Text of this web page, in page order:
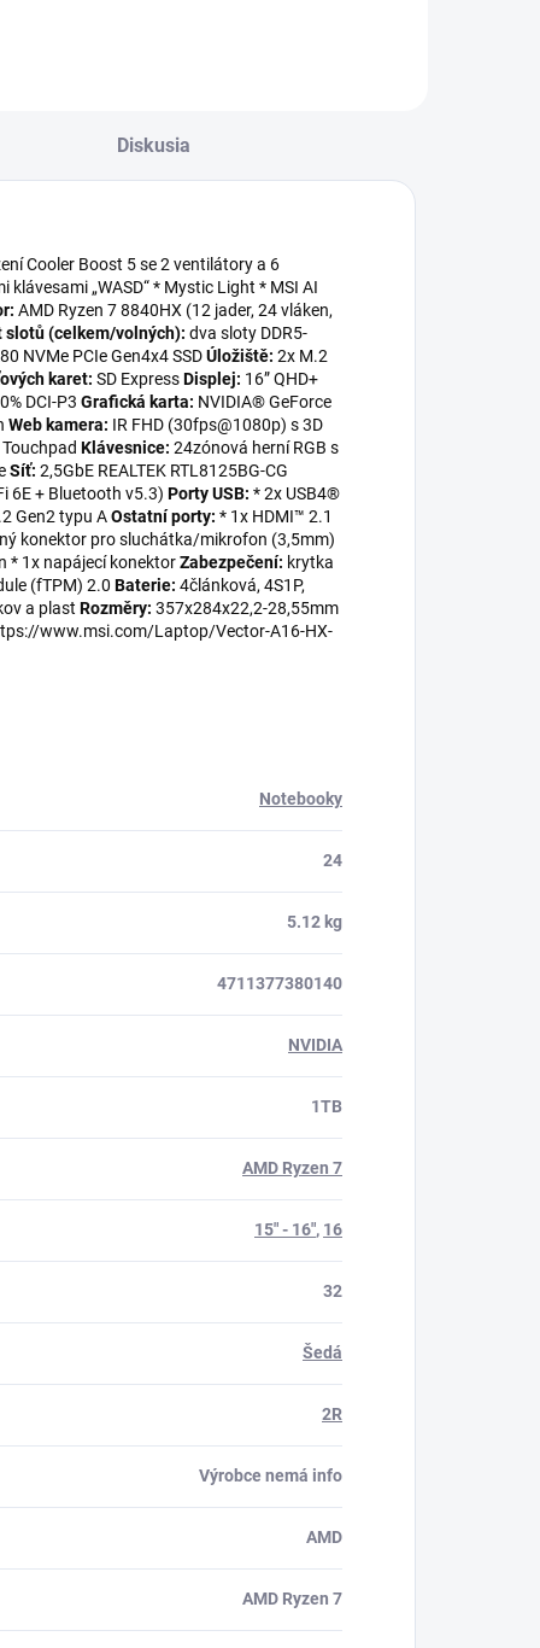
Diskusia
Cooler Boost 5 se 2 ventilátory a 6
„WASD“ * Mystic Light * MSI AI
AMD Ryzen 7 8840HX (12 jader, 24 vláken,
slotů (celkem/volných): dva sloty DDR5-
NVMe PCIe Gen4x4 SSDÚložiště: 2x M.2
karet: SD ExpressDisplej: 16” QHD+
DCI-P3 Grafická karta: NVIDIA® GeForce
Web kamera: IR FHD (30fps@1080p) s 3D
Klávesnice: 24zónová herní RGB s
Síť: 2,5GbE REALTEK RTL8125BG-CG
6E + Bluetooth v5.3) Porty USB: * 2x USB4®
Gen2 typu AOstatní porty: * 1x HDMI™ 2.1
konektor pro sluchátka/mikrofon (3,5mm)
* 1x napájecí konektorZabezpečení: krytka
(fTPM) 2.0 Baterie: 4článková, 4S1P,
a plast Rozměry: 357x284x22,2-28,55mm
www.msi.com/Laptop/Vector-A16-HX-
Notebooky
24
5.12 kg
4711377380140
NVIDIA
1TB
AMD Ryzen 7
15" - 16", 16
32
Šedá
2R
Výrobce nemá info
AMD
AMD Ryzen 7